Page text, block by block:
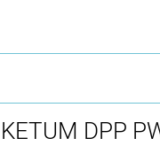
KETUM DPP